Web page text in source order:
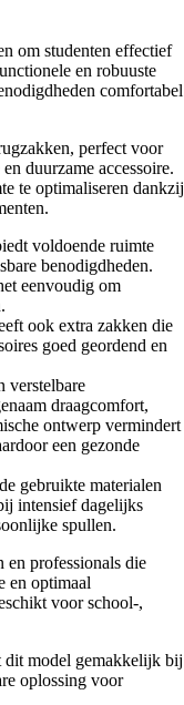
om studenten effectief
en robuuste
comfortabel
perfect voor
duurzame accessoire.
te optimaliseren dankzij
voldoende ruimte
benodigdheden.
eenvoudig om
ook extra zakken die
goed geordend en
verstelbare
draagcomfort,
ontwerp vermindert
een gezonde
gebruikte materialen
intensief dagelijks
spullen.
en professionals die
en optimaal
voor school-,
dit model gemakkelijk bij
oplossing voor